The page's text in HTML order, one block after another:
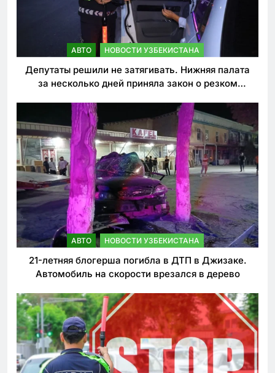
АВТО НОВОСТИ УЗБЕКИСТАНА
Депутаты решили не затягивать. Нижняя палата
за несколько дней приняла закон о резком
АВТО НОВОСТИ УЗБЕКИСТАНА
21-летняя блогерша погибла в ДТП в Джизаке.
Автомобиль на скорости врезался в дерево